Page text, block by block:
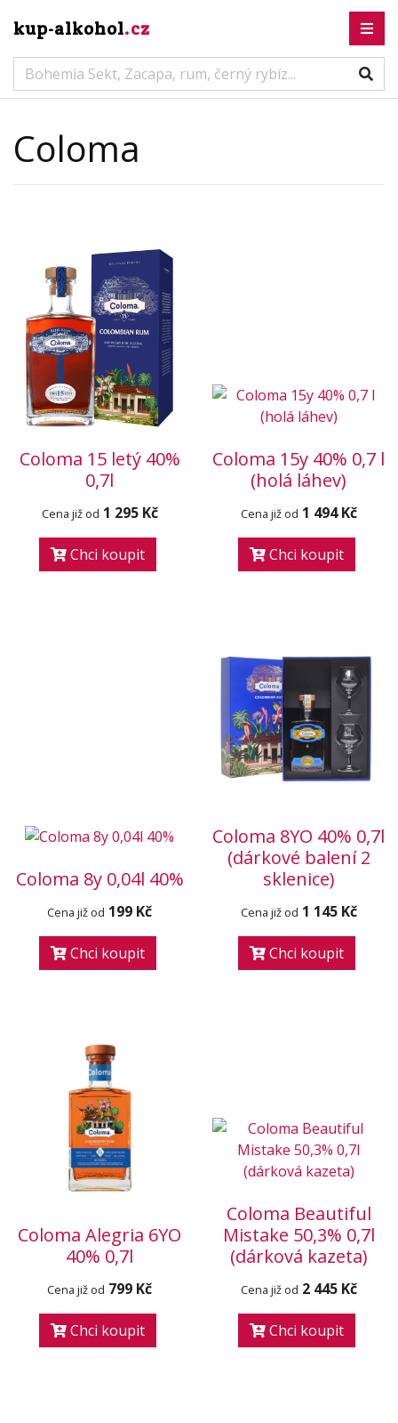
kup-alkohol.cz
Coloma
Coloma 15 letý 40%
0,7l
Cena již od 1 295 Kč
Chci koupit
Coloma 15y 40% 0,7 l
(holá láhev)
Cena již od 1 494 Kč
Chci koupit
Coloma 8y 0,04l 40%
Cena již od 199 Kč
Chci koupit
Coloma 8YO 40% 0,7l
(dárkové balení 2
sklenice)
Cena již od 1 145 Kč
Chci koupit
Coloma Alegria 6YO
40% 0,7l
Cena již od 799 Kč
Chci koupit
Coloma Beautiful
Mistake 50,3% 0,7l
(dárková kazeta)
Cena již od 2 445 Kč
Chci koupit